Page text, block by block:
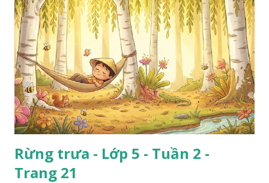
Rừng trưa - Lớp 5 - Tuần 2 -
Trang 21